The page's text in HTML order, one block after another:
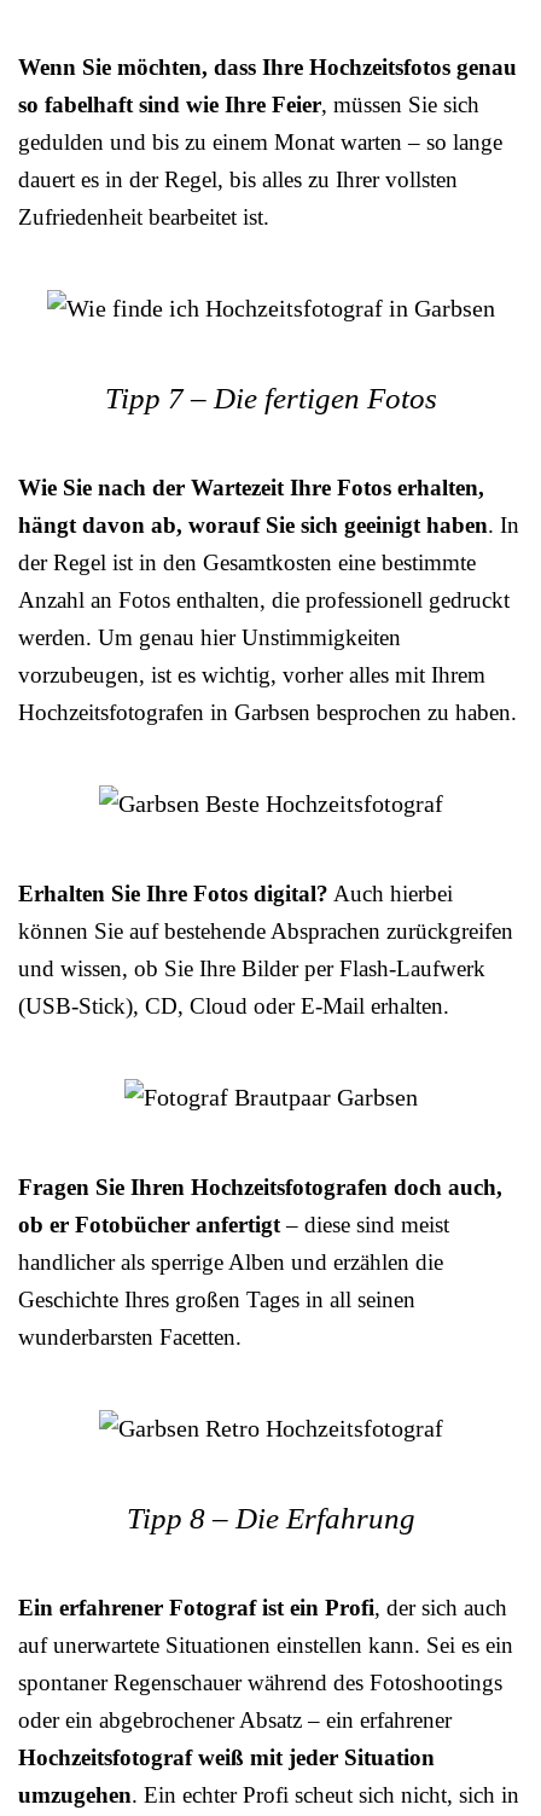
Wenn Sie möchten, dass Ihre Hochzeitsfotos genau
so fabelhaft sind wie Ihre Feier, müssen Sie sich
gedulden und bis zu einem Monat warten – so lange
dauert es in der Regel, bis alles zu Ihrer vollsten
Zufriedenheit bearbeitet ist.
Tipp 7 – Die fertigen Fotos
Wie Sie nach der Wartezeit Ihre Fotos erhalten,
hängt davon ab, worauf Sie sich geeinigt haben. In
der Regel ist in den Gesamtkosten eine bestimmte
Anzahl an Fotos enthalten, die professionell gedruckt
werden. Um genau hier Unstimmigkeiten
vorzubeugen, ist es wichtig, vorher alles mit Ihrem
Hochzeitsfotografen in Garbsen besprochen zu haben.
Erhalten Sie Ihre Fotos digital? Auch hierbei
können Sie auf bestehende Absprachen zurückgreifen
und wissen, ob Sie Ihre Bilder per Flash-Laufwerk
(USB-Stick), CD, Cloud oder E-Mail erhalten.
Fragen Sie Ihren Hochzeitsfotografen doch auch,
ob er Fotobücher anfertigt– diese sind meist
handlicher als sperrige Alben und erzählen die
Geschichte Ihres großen Tages in all seinen
wunderbarsten Facetten.
Tipp 8 – Die Erfahrung
Ein erfahrener Fotograf ist ein Profi, der sich auch
auf unerwartete Situationen einstellen kann. Sei es ein
spontaner Regenschauer während des Fotoshootings
oder ein abgebrochener Absatz – ein erfahrener
Hochzeitsfotograf weiß mit jeder Situation
umzugehen. Ein echter Profi scheut sich nicht, sich in